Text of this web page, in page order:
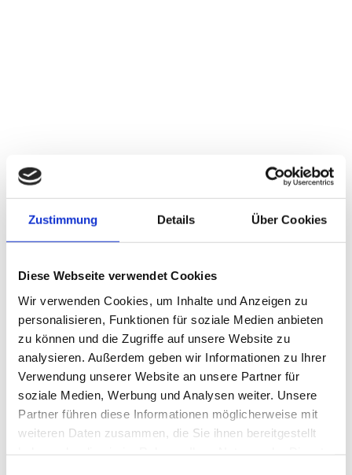
Zustimmung Details Über Cookies
Diese Webseite verwendet Cookies
Wir verwenden Cookies, um Inhalte und Anzeigen zu
personalisieren, Funktionen für soziale Medien anbieten
zu können und die Zugriffe auf unsere Website zu
analysieren. Außerdem geben wir Informationen zu Ihrer
Verwendung unserer Website an unsere Partner für
soziale Medien, Werbung und Analysen weiter. Unsere
Partner führen diese Informationen möglicherweise mit
weiteren Daten zusammen, die Sie ihnen bereitgestellt
als Lebenshilfe oder als lösungsorientierter Lichtblick in
zu den
Wer hilft dir bei deinen Lebensthemen mittels Astrologie
auf empathische und geduldige Art?
Über mich